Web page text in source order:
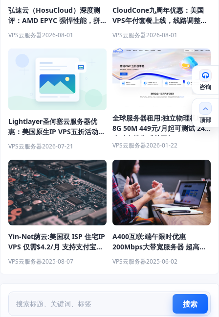
弘速云（HosuCloud）深度测
评：AMD EPYC 强悍性能，拼
团价真香！
VPS云服务器2026-08-01
CloudCone九周年优惠：美国
VPS年付套餐上线，线路调整后
性能升级
VPS云服务器2026-08-01
Lightlayer圣何塞云服务器优
惠：美国原生IP VPS五折活动，
月付$4.9起
VPS云服务器2026-07-21
全球服务器租用:独立物理机E3
8G 50M 449元/月起可测试 24
小时在线售后秒回复
VPS云服务器2026-01-22
Yin-Net荫云:美国双 ISP 住宅IP
VPS 仅需$4.2/月 支持支付宝付
款 完美解锁ChatGPT、流媒体
服务器测评
VPS云服务器2025-08-07
A400互联:端午限时优惠
200Mbps大带宽服务器 超高性
价比 月付仅34元起
VPS云服务器2025-06-02
搜索
咨询
顶部